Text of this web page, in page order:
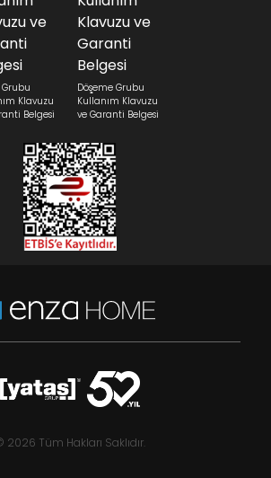
Klavuzu
Belgesi
Döşeme Grubu
Kullanım Klavuzu
ve Garanti Belgesi
2026 Tüm Hakları Saklıdır.